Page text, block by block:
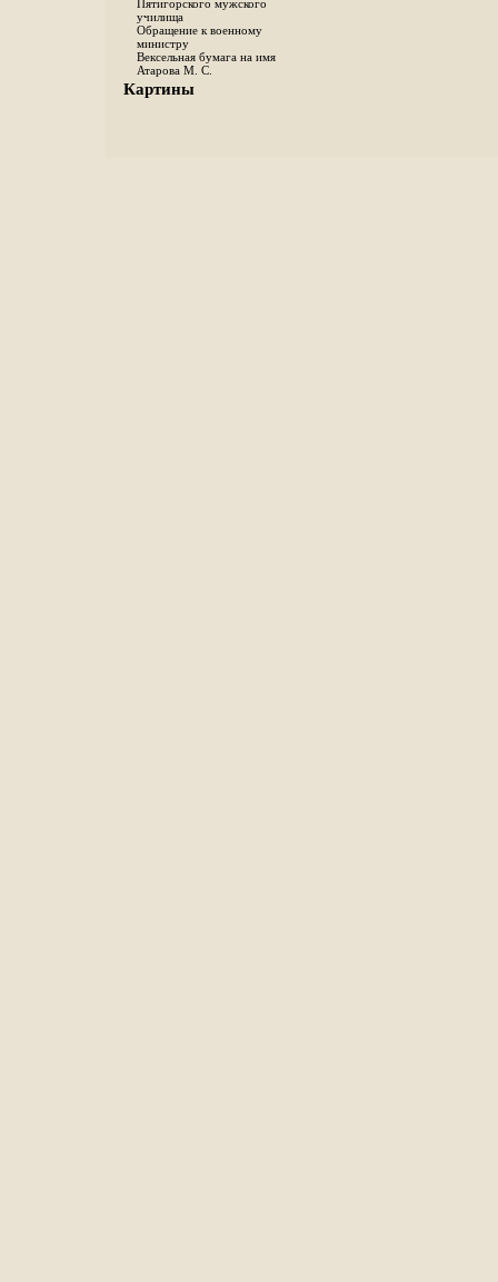
Пятигорского мужского
училища
Обращение к военному
министру
Вексельная бумага на имя
Атарова М. С.
Картины